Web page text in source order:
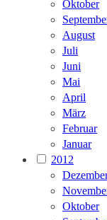
Oktober
August
Juli
Juni
Mai
April
März
Februar
Januar
2012
Oktober